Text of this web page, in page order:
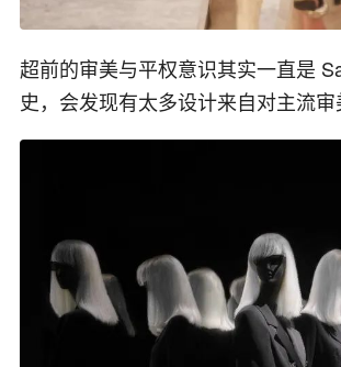
超前的审美与平权意识其实一直是
史，会发现有太多设计来自对主流审